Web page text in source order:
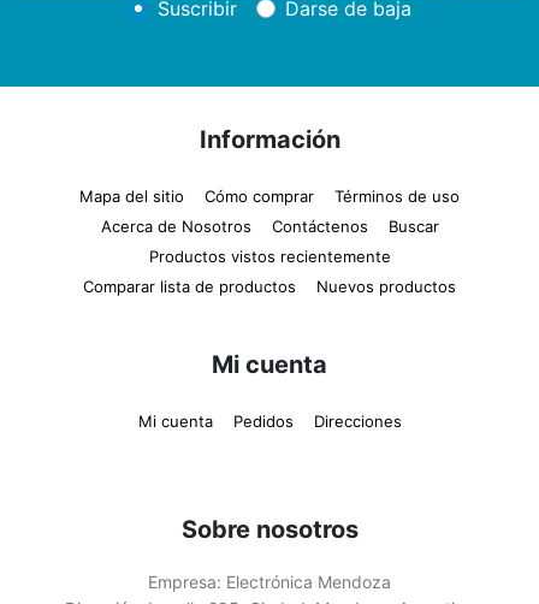
Suscribir Darse de baja
Información
Mapa del sitio Cómo comprar
Términos de uso
Acerca de Nosotros
Contáctenos
Buscar
Productos vistos recientemente
Comparar lista de productos
Nuevos productos
Mi cuenta
Mi cuenta Pedidos Direcciones
Sobre nosotros
Empresa: Electrónica Mendoza